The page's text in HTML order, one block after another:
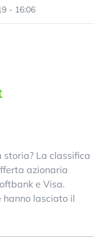
- 16:06
storia? La classifica
azionaria
e Visa.
hanno lasciato il